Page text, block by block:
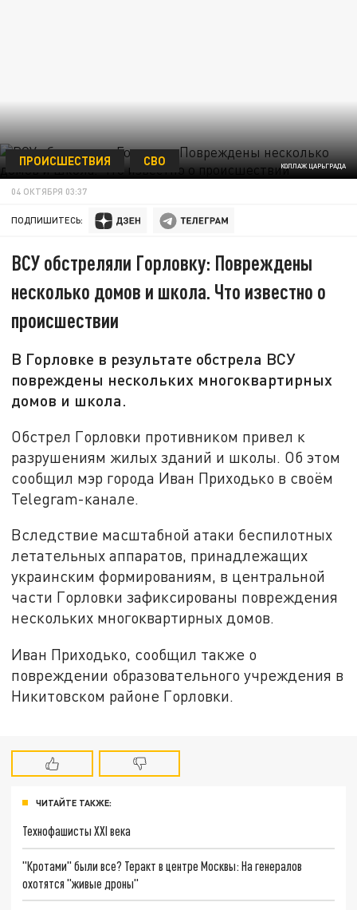
КОЛЛАЖ ЦАРЬГРАДА
ПРОИСШЕСТВИЯ СВО
04 ОКТЯБРЯ 03:37
ПОДПИШИТЕСЬ:
ВСУ обстреляли Горловку: Повреждены
несколько домов и школа. Что известно о
происшествии
В Горловке в результате обстрела ВСУ
повреждены нескольких многоквартирных
домов и школа.
Обстрел Горловки противником привел к
разрушениям жилых зданий и школы. Об этом
сообщил мэр города Иван Приходько в своём
Telegram-канале.
Вследствие масштабной атаки беспилотных
летательных аппаратов, принадлежащих
украинским формированиям, в центральной
части Горловки зафиксированы повреждения
нескольких многоквартирных домов.
Иван Приходько, сообщил также о
повреждении образовательного учреждения в
Никитовском районе Горловки.
ЧИТАЙТЕ ТАКЖЕ:
Технофашисты XXI века
"Кротами" были все? Теракт в центре Москвы: На генералов
охотятся "живые дроны"